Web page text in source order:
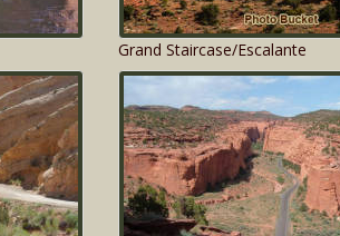
Grand Staircase/Escalante